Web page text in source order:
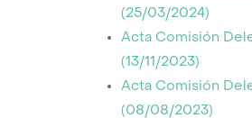
(25/03/2024)
Acta Comisión
(13/11/2023)
Acta Comisión
(08/08/2023)